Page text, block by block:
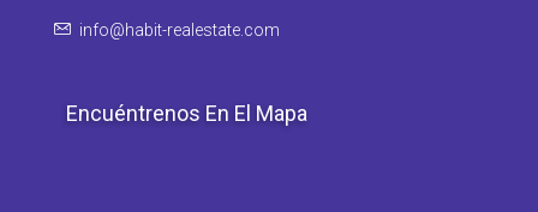
info@habit-realestate.com
Encuéntrenos En El Mapa